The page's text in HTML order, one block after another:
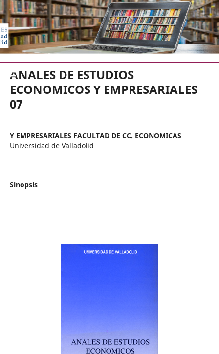
EDICIONES UNIVERSIDAD DE
ANALES DE ESTUDIOS
ECONOMICOS Y EMPRESARIALES
07
Y EMPRESARIALES FACULTAD DE CC. ECONOMICAS
Universidad de Valladolid
Sinopsis